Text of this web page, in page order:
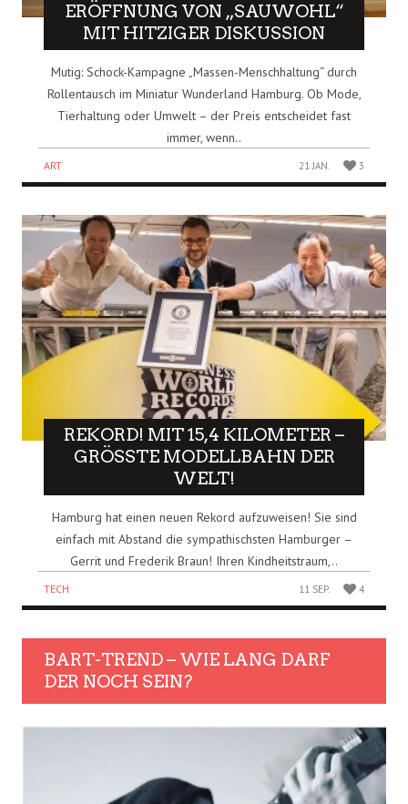
ERÖFFNUNG VON „SAUWOHL“
MIT HITZIGER DISKUSSION
Mutig: Schock-Kampagne „Massen-Menschhaltung“ durch
Rollentausch im Miniatur Wunderland Hamburg. Ob Mode,
Tierhaltung oder Umwelt – der Preis entscheidet fast
immer, wenn..
ART 21 JAN. 3
REKORD! MIT 15,4 KILOMETER –
GRÖSSTE MODELLBAHN DER W
ELT!
Hamburg hat einen neuen Rekord aufzuweisen! Sie sind
einfach mit Abstand die sympathischsten Hamburger –
Gerrit und Frederik Braun! Ihren Kindheitstraum,..
TECH 11 SEP. 4
BART-TREND – WIE LANG DARF
DER NOCH SEIN?